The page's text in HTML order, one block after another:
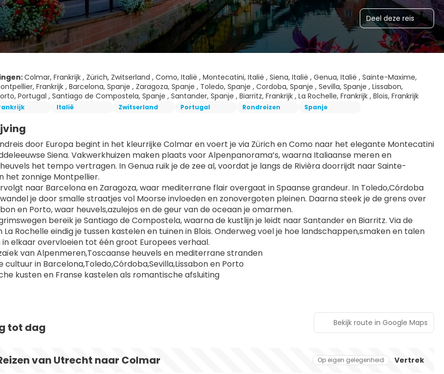
Deel deze reis
Colmar, Frankrijk , Zürich, Zwitserland , Como, Italië , Montecatini, Italië , Siena, Italië , Genua, Italië , Sainte-Maxime,
Frankrijk , Barcelona, Spanje , Zaragoza, Spanje , Toledo, Spanje , Cordoba, Spanje , Sevilla, Spanje , Lissabon,
Portugal , Santiago de Compostela, Spanje , Santander, Spanje , Biarritz, Frankrijk , La Rochelle, Frankrijk , Blois, Frankrijk
Italië Zwitserland Portugal Rondreizen Spanje
door Europa begint in het kleurrijke Colmar en voert je via Zürich en Como naar het elegante Montecatini
Siena. Vakwerkhuizen maken plaats voor Alpenpanorama’s, waarna Italiaanse meren en
het tempo vertragen. In Genua ruik je de zee al, voordat je langs de Rivièra doorrijdt naar Sainte-
het zonnige Montpellier.
naar Barcelona en Zaragoza, waar mediterrane flair overgaat in Spaanse grandeur. In Toledo,Córdoba
je door smalle straatjes vol Moorse invloeden en zonovergoten pleinen. Daarna steek je de grens over
en Porto, waar heuvels,azulejos en de geur van de oceaan je omarmen.
bereik je Santiago de Compostela, waarna de kustlijn je leidt naar Santander en Biarritz. Via de
La Rochelle eindig je tussen kastelen en tuinen in Blois. Onderweg voel je hoe landschappen,smaken en talen
in elkaar overvloeien tot één groot Europees verhaal.
van Alpenmeren,Toscaanse heuvels en mediterrane stranden
cultuur in Barcelona,Toledo,Córdoba,Sevilla,Lissabon en Porto
kusten en Franse kastelen als romantische afsluiting
tot dag Bekijk route in Google Maps
van Utrecht naar Colmar Op eigen gelegenheid Vertrek